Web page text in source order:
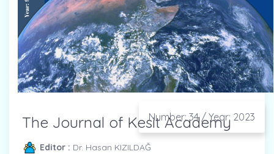
Number: 34 / Year: 2023
The Journal of Kesit Academy
Editor : Dr. Hasan KIZILDAĞ